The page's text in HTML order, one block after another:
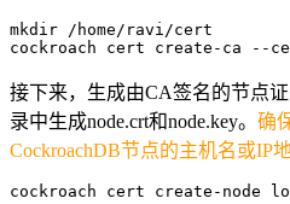
mkdir /home/ravi/cert
cockroach cert create-ca --
接下来，生成由CA签名的节点证
录中生成node.crt和node.key。 确
CockroachDB节点的主机名或IP
cockroach cert create-node